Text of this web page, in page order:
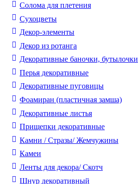
Солома для плетения
Cухоцветы
Декор-элементы
Декор из ротанга
Декоративные баночки, бутылочки
Перья декоративные
Декоративные пуговицы
Фоамиран (пластичная замша)
Декоративные листья
Прищепки декоративные
Камни / Cтразы/ Жемчужины
Камеи
Ленты для декора/ Скотч
Шнур декоративный